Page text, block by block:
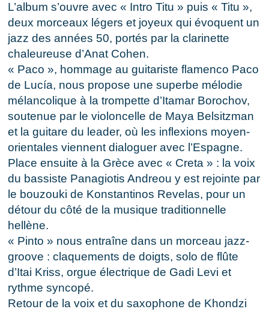
L’album s’ouvre avec « Intro Titu » puis « Titu »,
deux morceaux légers et joyeux qui évoquent un
jazz des années 50, portés par la clarinette
chaleureuse d’Anat Cohen.
« Paco », hommage au guitariste flamenco Paco
de Lucía, nous propose une superbe mélodie
mélancolique à la trompette d’Itamar Borochov,
soutenue par le violoncelle de Maya Belsitzman
et la guitare du leader, où les inflexions moyen-
orientales viennent dialoguer avec l’Espagne.
Place ensuite à la Grèce avec « Creta » : la voix
du bassiste Panagiotis Andreou y est rejointe par
le bouzouki de Konstantinos Revelas, pour un
détour du côté de la musique traditionnelle
hellène.
« Pinto » nous entraîne dans un morceau jazz-
groove : claquements de doigts, solo de flûte
d’Itai Kriss, orgue électrique de Gadi Levi et
rythme syncopé.
Retour de la voix et du saxophone de Khondzi